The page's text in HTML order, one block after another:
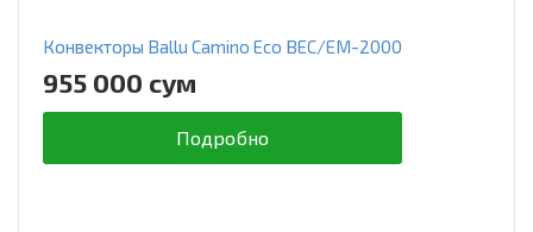
Конвекторы Ballu Camino Eco BEC/EM-2000
955 000 сум
Подробно